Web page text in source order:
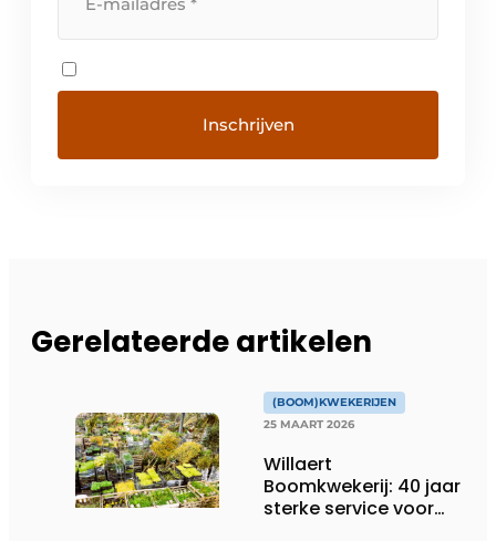
Gerelateerde artikelen
(BOOM)KWEKERIJEN
25 MAART 2026
Willaert
Boomkwekerij: 40 jaar
sterke service voor